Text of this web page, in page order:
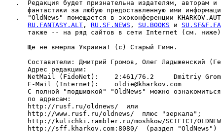
RU.FANTASY.ALT , RU.SF.NEWS , SU.BOOKS и
также -- на ряд сайтов в сети Internet (см.
      Ще не вмерла Украина! (с) Старый Гимн.
Составители: Дмитрий Громов, Олег Ладыженский
      Адрес редакции:
NetMail (FidoNet):    2:461/76.2     Dmitriy
      E-Mail (Internet):    oldie@kharkov.com
С полной "подшивкой" "OldNews" можно
      по адресам:
      http://rusf.ru/oldnews/  или
      http://www.rusf.ru/oldnews/  плюс "зеркала";
http://kulichki.rambler.ru/moshkow/SCIFICT/
      http://sff.kharkov.com:8080/  (раздел "OldNews")